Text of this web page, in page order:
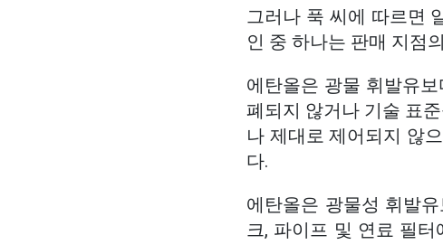
그러나 푹 씨에 따르면
인 중 하나는 판매 지점
에탄올은 광물 휘발유
폐되지 않거나 기술 표
나 제대로 제어되지 않
다.
에탄올은 광물성 휘발
크, 파이프 및 연료 필